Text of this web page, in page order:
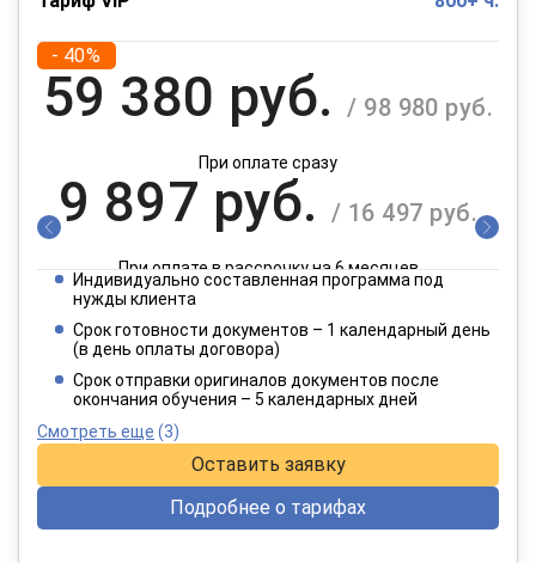
- 40%
59 380 руб. / 98 980 руб.
При оплате сразу
9 897 руб. / 16 497 руб.
При оплате в рассрочку на 6 месяцев
4 949 руб. / 8 249 руб.
При оплате в рассрочку на 12 месяцев
Индивидуально составленная программа под
нужды клиента
Срок готовности документов – 1 календарный день
(в день оплаты договора)
Срок отправки оригиналов документов после
окончания обучения – 5 календарных дней
Смотреть еще (3)
Оставить заявку
Подробнее о тарифах